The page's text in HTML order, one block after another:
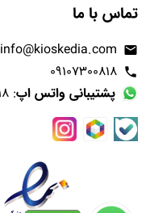
تماس با ما
email
info@kioskedia.com
phone
09107300818
پشتیبانی واتس اپ: 09107300818